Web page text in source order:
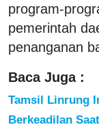
program-
pemerintah
penanganan
Baca Juga :
Tamsil Linrung
Berkeadilan